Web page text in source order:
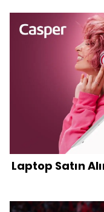
Laptop Satın